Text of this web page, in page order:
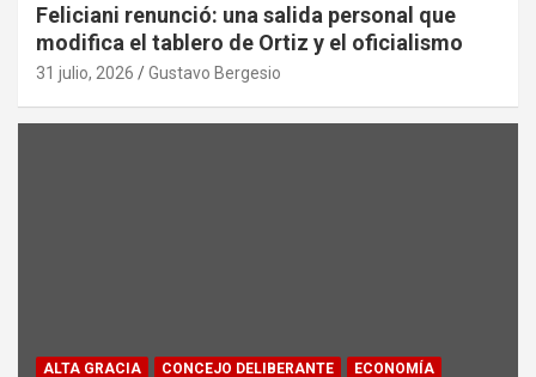
Feliciani renunció: una salida personal que
modifica el tablero de Ortiz y el oficialismo
31 julio, 2026 Gustavo Bergesio
ALTA GRACIA CONCEJO DELIBERANTE
ECONOMÍA